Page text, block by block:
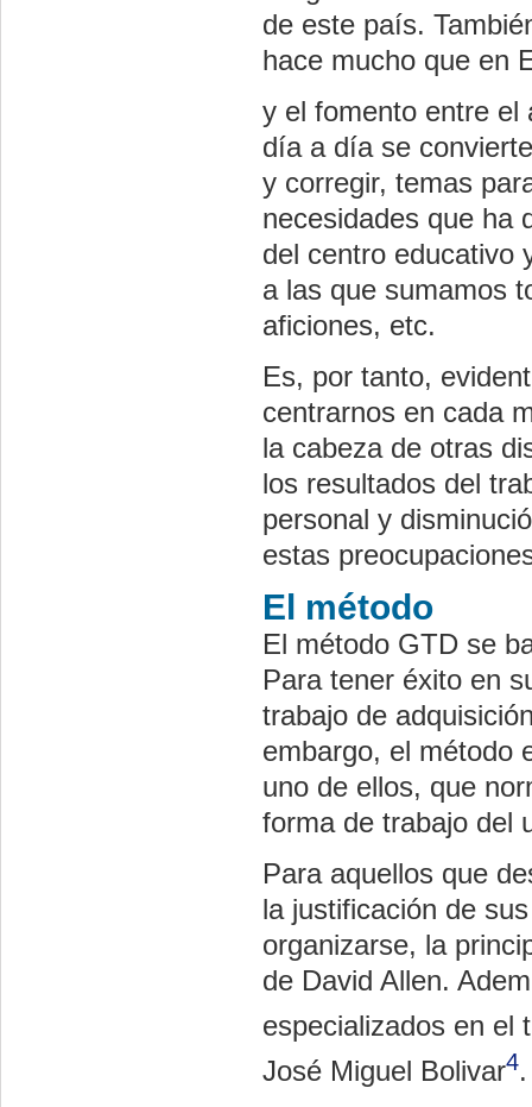
de este país.
hace mucho que en
y el fomento entre el
día a día se
y corregir, temas
necesidades que ha
del centro educativo
a las que sumamos
aficiones, etc.
Es, por tanto,
centrarnos en cada
la cabeza de otras
los resultados del
personal y
estas
El método
El método GTD se
Para tener éxito en
trabajo de
embargo, el método
uno de ellos, que
forma de trabajo del
Para aquellos que
la justificación de
organizarse, la
de David Allen.
especializados en el
José Miguel Bolivar4.